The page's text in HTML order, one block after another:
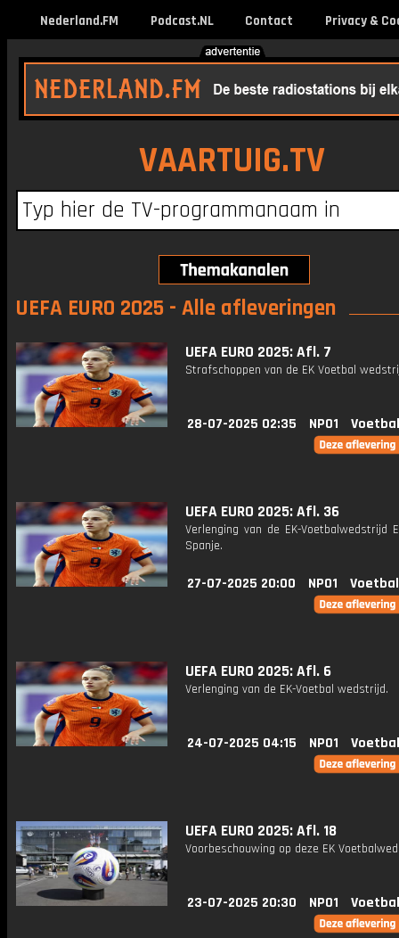
Nederland.FM Podcast.NL Contact Privacy &
VAARTUIG.TV
UEFA EURO 2025 - Alle afleveringen
UEFA EURO 2025: Afl. 7
Strafschoppen van de EK Voetbal
28-07-2025 02:35 NPO1
UEFA EURO 2025: Afl. 36
Verlenging van de EK-Voetbalwedstrijd
Spanje.
27-07-2025 20:00 NPO1
UEFA EURO 2025: Afl. 6
Verlenging van de EK-Voetbal wedstrijd.
24-07-2025 04:15 NPO1
UEFA EURO 2025: Afl. 18
Voorbeschouwing op deze EK
23-07-2025 20:30 NPO1